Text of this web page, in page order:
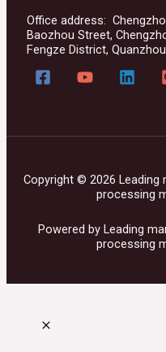
Office address:
Baozhou Street,
Fengze District,
Copyright © 2026
processing
Powered by Leading
processing